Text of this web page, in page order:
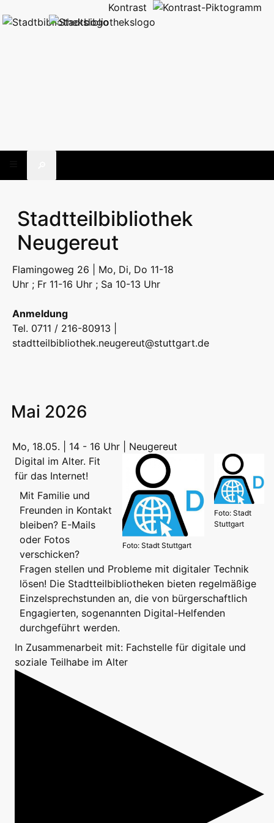
Kontrast
Stadtteilbibliothek
Neugereut
Flamingoweg 26 | Mo, Di, Do 11-18
Uhr ; Fr 11-16 Uhr ; Sa 10-13 Uhr
Anmeldung
Tel. 0711 / 216-80913 |
stadtteilbibliothek.neugereut@stuttgart.de
Mai 2026
Mo, 18.05. | 14 - 16 Uhr | Neugereut
Foto: Stadt
Stuttgart
Foto: Stadt Stuttgart
Digital im Alter. Fit
für das Internet!
Mit Familie und
Freunden in Kontakt
bleiben? E-Mails
oder Fotos
verschicken?
Fragen stellen und Probleme mit digitaler Technik
lösen! Die Stadtteilbibliotheken bieten regelmäßige
Einzelsprechstunden an, die von bürgerschaftlich
Engagierten, sogenannten Digital-Helfenden
durchgeführt werden.
In Zusammenarbeit mit: Fachstelle für digitale und
soziale Teilhabe im Alter